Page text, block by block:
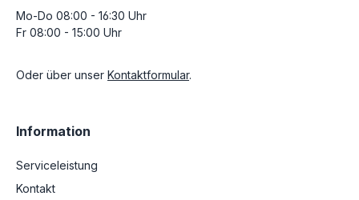
Mo-Do 08:00 - 16:30 Uhr
Fr 08:00 - 15:00 Uhr
Oder über unser Kontaktformular.
Information
Serviceleistung
Kontakt